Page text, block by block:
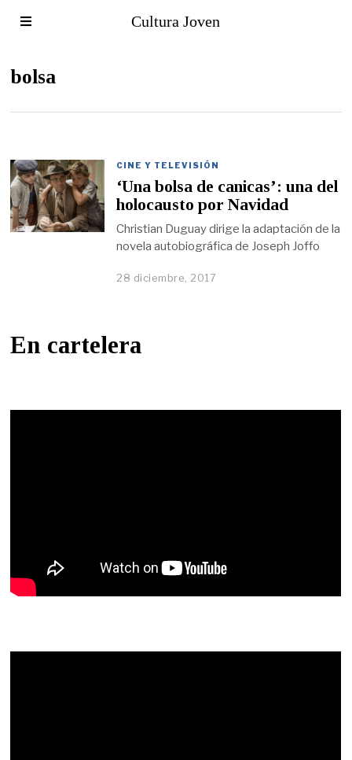
Cultura Joven
bolsa
CINE Y TELEVISIÓN
‘Una bolsa de canicas’: una del
holocausto por Navidad
Christian Duguay dirige la adaptación de la
novela autobiográfica de Joseph Joffo
28 diciembre, 2017
En cartelera